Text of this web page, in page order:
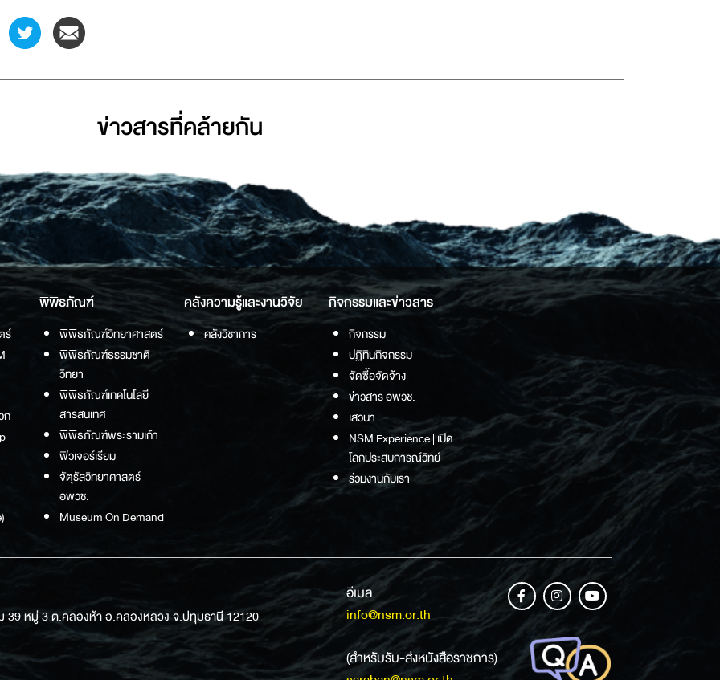
ข่าวสารที่่คล้ายกัน
ร์
ก
พิพิธภัณฑ์
พิพิธภัณฑ์วิทยาศาสตร์
พิพิธภัณฑ์ธรรมชาติ
วิทยา
พิพิธภัณฑ์เทคโนโลยี
สารสนเทศ
พิพิธภัณฑ์พระรามเก้า
ฟิวเจอร์เรียม
จัตุรัสวิทยาศาสตร์
อพวช.
Museum On Demand
คลังความรู้และงานวิจัย
คลังวิชาการ
กิจกรรมและข่าวสาร
กิจกรรม
ปฏิทินกิจกรรม
จัดซื้อจัดจ้าง
ข่าวสาร อพวช.
เสวนา
NSM Experience | เปิด
โลกประสบการณ์วิทย์
ร่วมงานกับเรา
39 หมู่ 3 ต.คลองห้า อ.คลองหลวง จ.ปทุมธานี 12120
อีเมล
info@nsm.or.th
(สำหรับรับ-ส่งหนังสือราชการ)